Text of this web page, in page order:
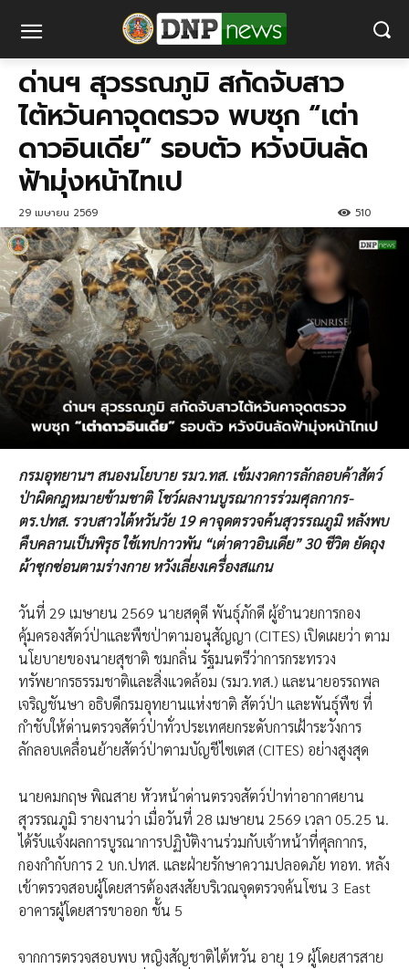
ด่านฯ สุวรรณภูมิ สกัดจับสาว
ไต้หวันคาจุดตรวจ พบซุก “เต่า
ดาวอินเดีย” รอบตัว หวังบินลัด
ฟ้ามุ่งหน้าไทเป
29 เมษายน 2569 510
กรมอุทยานฯ สนองนโยบาย รมว.ทส. เข้มงวดการลักลอบค้าสัตว์
ป่าผิดกฎหมายข้ามชาติ โชว์ผลงานบูรณาการร่วมศุลกากร-
ตร.ปทส. รวบสาวไต้หวันวัย 19 คาจุดตรวจค้นสุวรรณภูมิ หลังพบ
คืบคลานเป็นพิรุธ ใช้เทปกาวพัน “เต่าดาวอินเดีย” 30 ชีวิต ยัดถุง
ผ้าซุกซ่อนตามร่างกาย หวังเลี่ยงเครื่องสแกน
วันที่ 29 เมษายน 2569 นายสดุดี พันธุ์ภักดี ผู้อำนวยการกอง
คุ้มครองสัตว์ป่าและพืชป่าตามอนุสัญญา (CITES) เปิดเผยว่า ตาม
นโยบายของนายสุชาติ ชมกลิ่น รัฐมนตรีว่าการกระทรวง
ทรัพยากรธรรมชาติและสิ่งแวดล้อม (รมว.ทส.) และนายอรรถพล
เจริญชันษา อธิบดีกรมอุทยานแห่งชาติ สัตว์ป่า และพันธุ์พืช ที่
กำชับให้ด่านตรวจสัตว์ป่าทั่วประเทศยกระดับการเฝ้าระวังการ
ลักลอบเคลื่อนย้ายสัตว์ป่าตามบัญชีไซเตส (CITES) อย่างสูงสุด
นายคมกฤษ พิณสาย หัวหน้าด่านตรวจสัตว์ป่าท่าอากาศยาน
สุวรรณภูมิ รายงานว่า เมื่อวันที่ 28 เมษายน 2569 เวลา 05.25 น.
ได้รับแจ้งผลการบูรณาการปฏิบัติงานร่วมกับเจ้าหน้าที่ศุลกากร,
กองกำกับการ 2 บก.ปทส. และฝ่ายรักษาความปลอดภัย ทอท. หลัง
เข้าตรวจสอบผู้โดยสารต้องสงสัยบริเวณจุดตรวจค้นโซน 3 East
อาคารผู้โดยสารขาออก ชั้น 5
จากการตรวจสอบพบ หญิงสัญชาติไต้หวัน อายุ 19 ผู้โดยสารสาย